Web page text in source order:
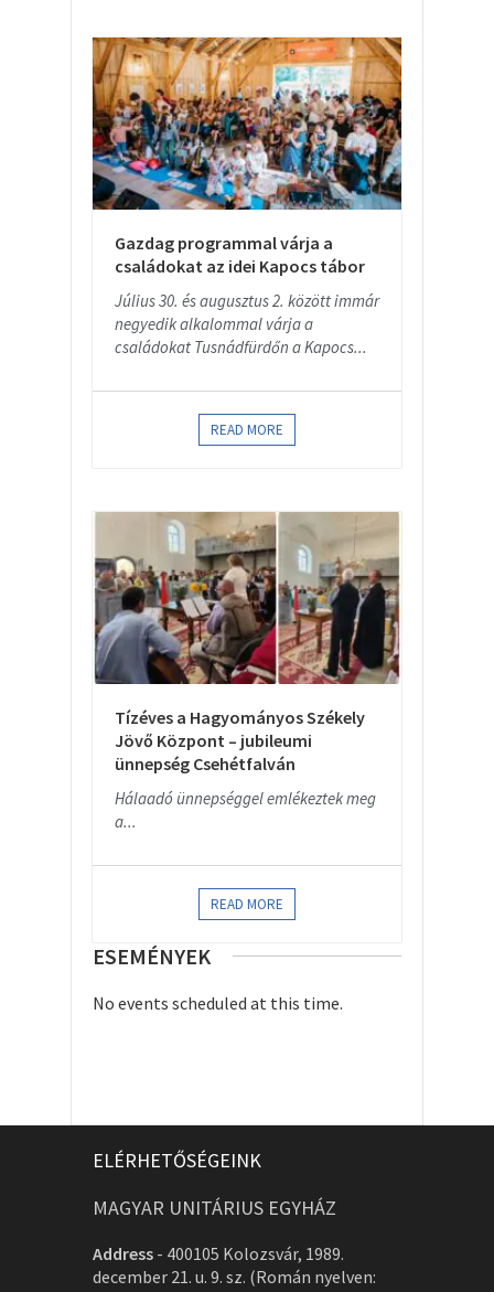
Gazdag programmal várja a
családokat az idei Kapocs tábor
Július 30. és augusztus 2. között immár
negyedik alkalommal várja a
családokat Tusnádfürdőn a Kapocs...
READ MORE
Tízéves a Hagyományos Székely
Jövő Központ – jubileumi
ünnepség Csehétfalván
Hálaadó ünnepséggel emlékeztek meg
a...
READ MORE
ESEMÉNYEK
No events scheduled at this time.
ELÉRHETŐSÉGEINK
MAGYAR UNITÁRIUS EGYHÁZ
Address - 400105 Kolozsvár, 1989.
december 21. u. 9. sz. (Román nyelven: